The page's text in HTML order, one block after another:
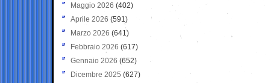
Maggio 2026 (402)
Aprile 2026 (591)
Marzo 2026 (641)
Febbraio 2026 (617)
Gennaio 2026 (652)
Dicembre 2025 (627)